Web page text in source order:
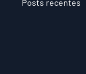
Posts recentes